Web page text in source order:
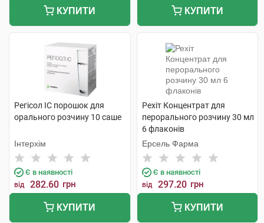
КУПИТИ КУПИТИ
Регісол ІС порошок для
орального розчину 10 саше
Інтерхім
Є в наявності
від 282.60 грн
КУПИТИ
Рехіт Концентрат для
перорального розчину 30 мл
6 флаконів
Ерсель Фарма
Є в наявності
від 297.20 грн
КУПИТИ